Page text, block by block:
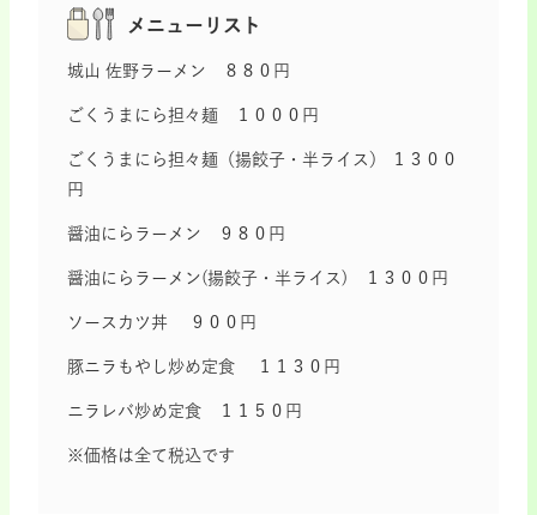
メニューリスト
城山 佐野ラーメン ８８０円
ごくうまにら担々麺 １０００円
ごくうまにら担々麺（揚餃子・半ライス） １３００
円
醤油にらラーメン ９８０円
醤油にらラーメン(揚餃子・半ライス) １３００円
ソースカツ丼 ９００円
豚ニラもやし炒め定食 １１３０円
ニラレバ炒め定食 １１５０円
※価格は全て税込です